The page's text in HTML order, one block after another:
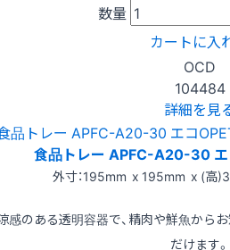
数量
カートに入
OCD
104484
詳細を見
食品トレー APFC-A20-30
外寸：195mm x 195mm x (高
感のある透明容器で、精肉や鮮魚から
だけます。